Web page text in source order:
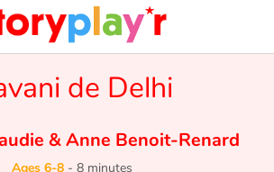
de Delhi
&Anne Benoit-Renard
Ages 6-8 - 8 minutes